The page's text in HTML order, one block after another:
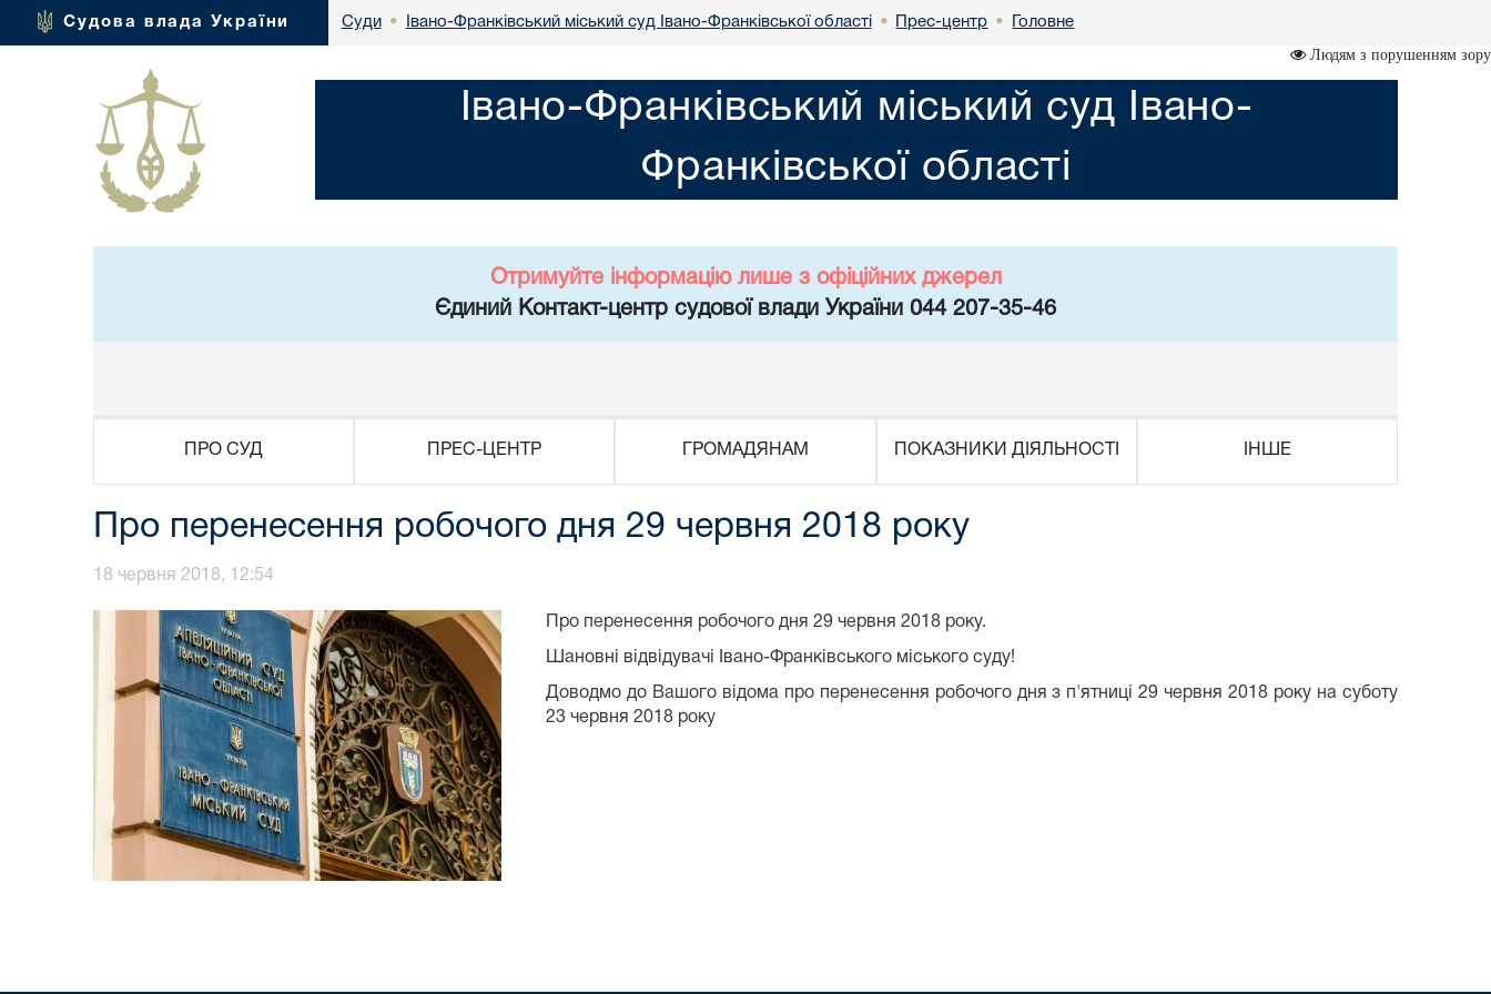
Судова влада України Суди • Івано-Франківський міський суд Івано-Франківської області • Прес-центр • Головне
Людям з порушенням зору
Івано-Франківський міський суд Івано-
Франківської області
Отримуйте інформацію лише з офіційних джерел
Єдиний Контакт-центр судової влади України 044 207-35-46
ПРО СУД ПРЕС-ЦЕНТР ГРОМАДЯНАМ ПОКАЗНИКИ ДІЯЛЬНОСТІ ІНШЕ
Про перенесення робочого дня 29 червня 2018 року
18 червня 2018, 12:54
Про перенесення робочого дня 29 червня 2018 року.
Шановні відвідувачі Івано-Франківського міського суду!
Доводмо до Вашого відома про перенесення робочого дня з п'ятниці 29 червня 2018 року на суботу
23 червня 2018 року